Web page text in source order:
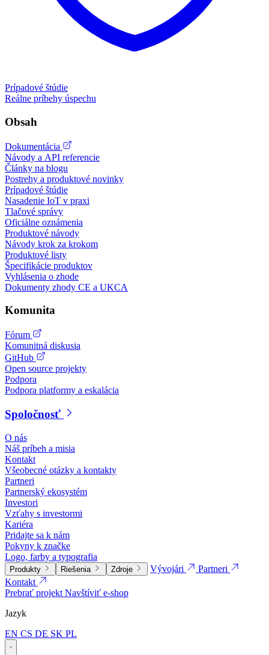
Prípadové štúdie
Reálne príbehy úspechu
Obsah
Dokumentácia
Návody a API referencie
Články na blogu
Postrehy a produktové novinky
Prípadové štúdie
Nasadenie IoT v praxi
Tlačové správy
Oficiálne oznámenia
Produktové návody
Návody krok za krokom
Produktové listy
Špecifikácie produktov
Vyhlásenia o zhode
Dokumenty zhody CE a UKCA
Komunita
Fórum
Komunitná diskusia
GitHub
Open source projekty
Podpora
Podpora platformy a eskalácia
Spoločnosť
O nás
Náš príbeh a misia
Kontakt
Všeobecné otázky a kontakty
Partneri
Partnerský ekosystém
Investori
Vzťahy s investormi
Kariéra
Pridajte sa k nám
Pokyny k značke
Logo, farby a typografia
Produkty Riešenia Zdroje Vývojári
Partneri
Kontakt
Prebrať projektNavštíviť e-shop
Jazyk
EN CS DE SK PL